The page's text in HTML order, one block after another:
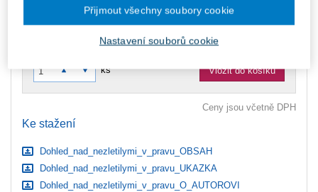
Upozorňujeme, že v období od 1.8. do 21.8. z technických
důvodů nemůžeme vystavovat daňové doklady. Budou vám
zaslány dodatečně e-mailem.
ks Vložit do košíku
Ceny jsou včetně DPH
Ke stažení
Dohled_nad_nezletilymi_v_pravu_OBSAH
Dohled_nad_nezletilymi_v_pravu_UKAZKA
Dohled_nad_nezletilymi_v_pravu_O_AUTOROVI
Nastavení souborů cookie
Přijmout všechny soubory cookie